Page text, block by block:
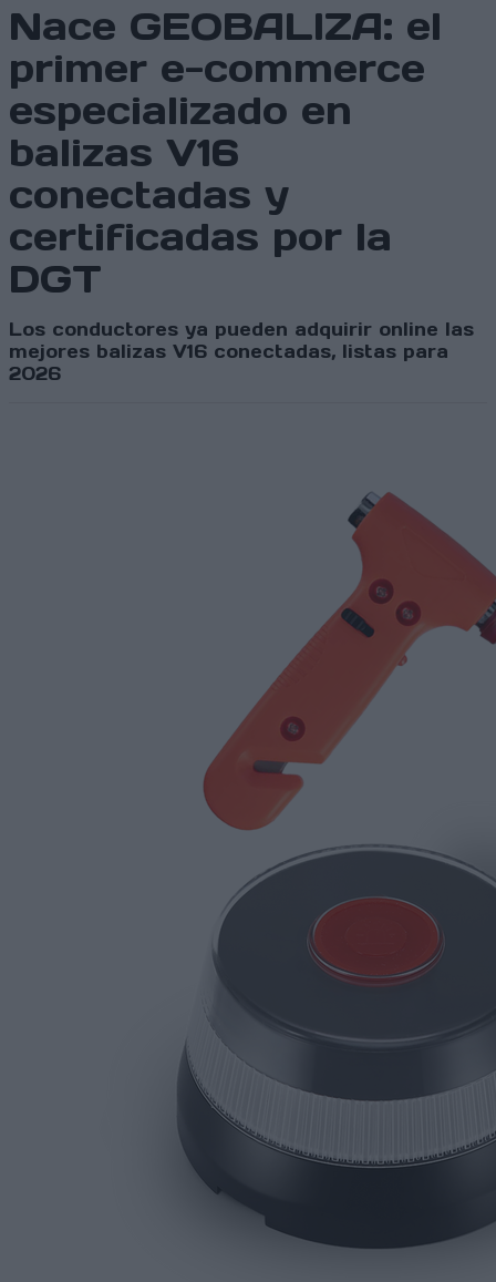
Nace GEOBALIZA: el
primer e-commerce
especializado en
balizas V16
conectadas y
certificadas por la
DGT
Los conductores ya pueden adquirir online las
mejores balizas V16 conectadas, listas para
2026